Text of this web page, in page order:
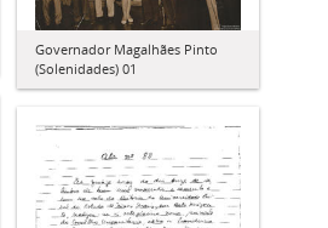
Governador Magalhães Pinto
(Solenidades) 01